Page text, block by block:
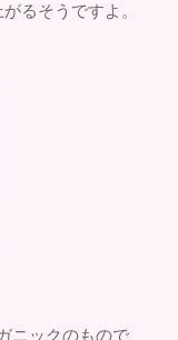
るそうですよ。
ニックのもので、